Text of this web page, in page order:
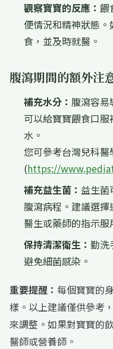
觀察寶寶的反應： 餵
便情況和精神狀態
食，並及時就醫。
腹瀉期間的額外注
補充水分： 腹瀉容易
可以給寶寶餵食口
水。
您可參考台灣兒科醫
(https://
補充益生菌： 益生菌
腹瀉病程。建議選
醫生或藥師的指示服
保持清潔衛生： 勤洗
避免細菌感染。
重要提醒： 每個寶寶的
樣。以上建議僅供參考
來調整。如果對寶寶的
醫師或營養師。